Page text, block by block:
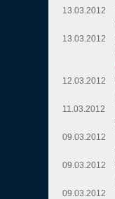
13.03.2012
13.03.2012
12.03.2012
11.03.2012
09.03.2012
09.03.2012
09.03.2012